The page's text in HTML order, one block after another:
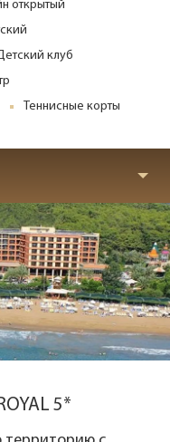
открытый
клуб
Теннисные корты
5*